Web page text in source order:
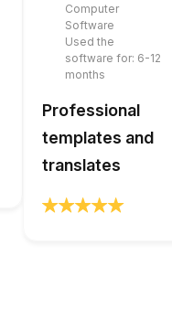
Computer
Software
Used the
software for: 6-12
months
Professional
templates and
translates